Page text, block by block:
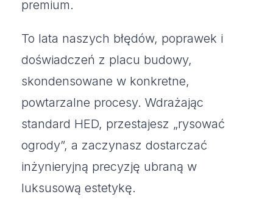
premium.
To lata naszych błędów, poprawek i
doświadczeń z placu budowy,
skondensowane w konkretne,
powtarzalne procesy. Wdrażając
standard HED, przestajesz „rysować
ogrody”, a zaczynasz dostarczać
inżynieryjną precyzję ubraną w
luksusową estetykę.